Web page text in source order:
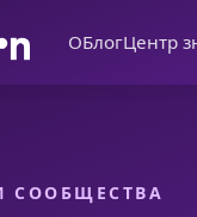
ОБлогЦентр
СООБЩЕСТВА